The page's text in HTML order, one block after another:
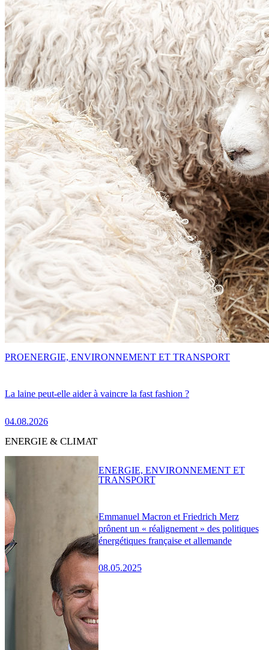
La laine peut-elle aider à vaincre la fast fashion ?
04.08.2026
PROENERGIE, ENVIRONNEMENT ET TRANSPORT
ENERGIE & CLIMAT
Emmanuel Macron et Friedrich Merz
prônent un « réalignement » des politiques
énergétiques française et allemande
08.05.2025
ENERGIE, ENVIRONNEMENT ET
TRANSPORT